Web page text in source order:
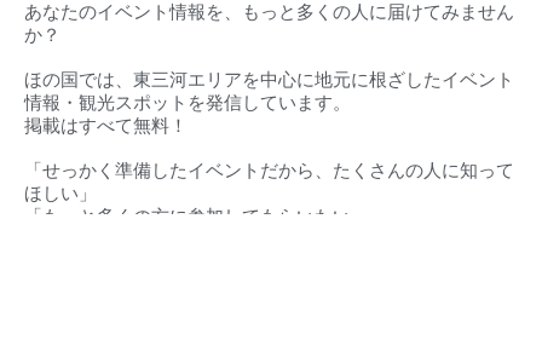
あなたのイベント情報を、もっと多くの人に届けてみません
か？
ほの国では、東三河エリアを中心に地元に根ざしたイベント
情報・観光スポットを発信しています。
掲載はすべて無料！
「せっかく準備したイベントだから、たくさんの人に知って
ほしい」
「もっと多くの方に参加してもらいたい」